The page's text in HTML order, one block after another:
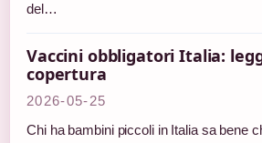
del…
Vaccini obbligatori Italia:
copertura
2026-05-25
Chi ha bambini piccoli in Italia sa bene